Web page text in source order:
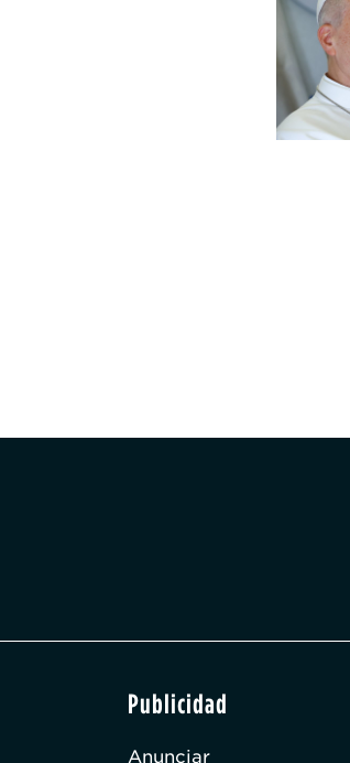
Publicidad
Anunciar